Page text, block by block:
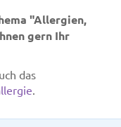
"Allergien,
gern Ihr
das
.